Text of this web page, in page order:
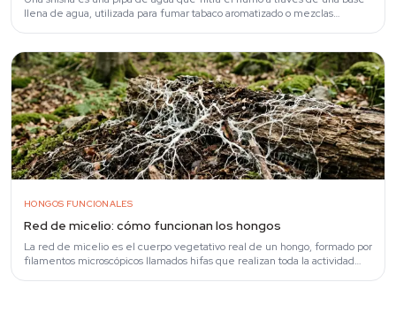
llena de agua, utilizada para fumar tabaco aromatizado o mezclas
HONGOS FUNCIONALES
Red de micelio: cómo funcionan los hongos
La red de micelio es el cuerpo vegetativo real de un hongo, formado por
filamentos microscópicos llamados hifas que realizan toda la actividad